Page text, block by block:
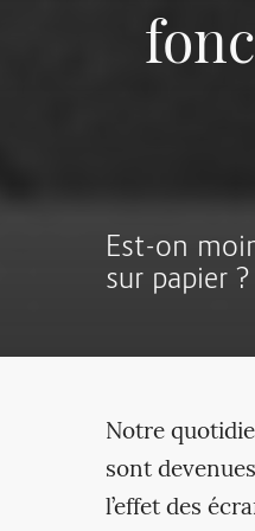
Est-on
sur papier ?
Notre
sont
l’effet des